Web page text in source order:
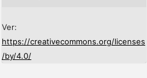
Ver:
https://creativecommons.org/licenses
/by/4.0/